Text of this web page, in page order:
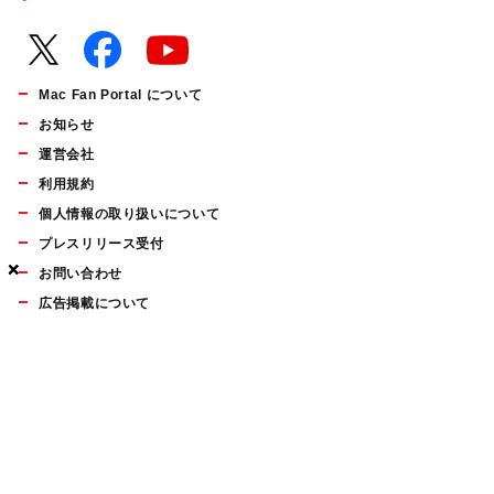
×
×
×
Mac Fan Portal について
お知らせ
運営会社
利用規約
個人情報の取り扱いについて
プレスリリース受付
お問い合わせ
広告掲載について